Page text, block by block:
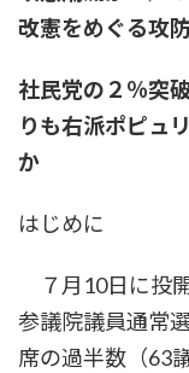
改憲をめぐる攻
社民党の２％突
りも右派ポピュ
か
はじめに
７月10日に投
参議院議員通常
席の過半数（63